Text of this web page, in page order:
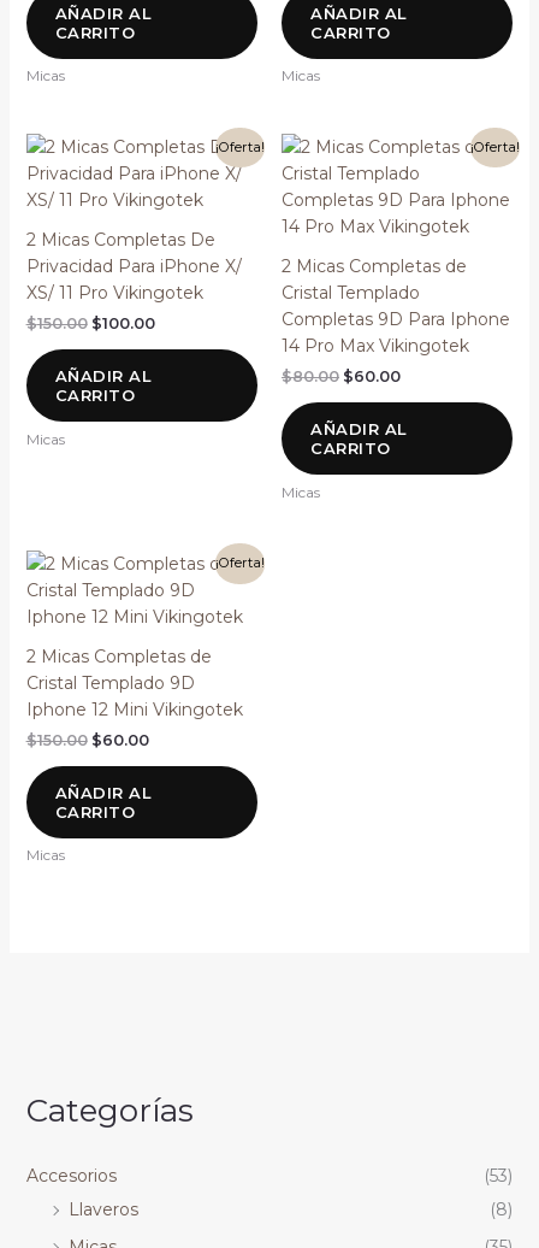
AÑADIR AL
CARRITO
Micas
AÑADIR AL
CARRITO
Micas
¡Oferta!
2 Micas Completas De
Privacidad Para iPhone X/
XS/ 11 Pro Vikingotek
$150.00
El
original
era:
$100.00
El
precio
actual
es:
AÑADIR AL
CARRITO
Micas
¡Oferta!
2 Micas Completas de
Cristal Templado
Completas 9D Para Iphone
14 Pro Max Vikingotek
$80.00
El
original
era:
$80.00.
$60.00
El
precio
actual
es:
$60.00.
AÑADIR AL
CARRITO
Micas
¡Oferta!
2 Micas Completas de
Cristal Templado 9D
Iphone 12 Mini Vikingotek
$150.00
El
original
era:
$60.00
El
precio
actual
es:
AÑADIR AL
CARRITO
Micas
Categorías
Accesorios
(53)
Llaveros
(8)